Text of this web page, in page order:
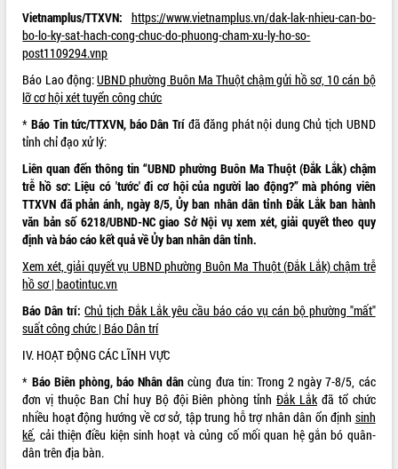
tồn biển
Lấy ý kiến điều chỉnh Quy hoạch tỉnh
Đắk Lắk thời kỳ 2021-2030, tầm nhìn
đến năm 2050
Phát động chiến dịch 30 ngày đêm
giải phóng mặt bằng Tuyến đường bộ
ven biển
Đắk Lắk nỗ lực thúc đẩy tăng trưởng
kinh tế từ 10% trở lên trong Quý
II/2026
Đắk Lắk ký kết thỏa thuận hợp tác về
chuyển đổi số giai đoạn 2026 – 2030
Việt Nam
Thứ trưởng Bộ Y tế làm việc với tỉnh
Đắk Lắk về phát triển nhân lực y tế
cho trạm y tế cấp xã
Du lịch Đắk Lắk nâng tầm trải nghiệm
liệu và Bản đồ số
Tập huấn ứng dụng trí tuệ nhân tạo (AI)
trong thương mại điện tử năm 2026
Đoàn đại biểu Quốc hội tỉnh Đắk Lắk
Vietnamplus/TTXVN: https://www.vietnamplus.vn/dak-lak-nhieu-can-bo-
bo-lo-ky-sat-hach-cong-chuc-do-phuong-cham-xu-ly-ho-so-
post1109294.vnp
Báo Lao động:UBND phường Buôn Ma Thuột chậm gửi hồ sơ, 10 cán bộ
lỡ cơ hội xét tuyển công chức
* Báo Tin tức/TTXVN, báo Dân Tríđã đăng phát nội dung Chủ tịch UBND
tỉnh chỉ đạo xử lý:
Liên quan đến thông tin “UBND phường Buôn Ma Thuột (Đắk Lắk) chậm
trễ hồ sơ: Liệu có 'tước' đi cơ hội của người lao động?” mà phóng viên
TTXVN đã phản ánh, ngày 8/5, Ủy ban nhân dân tỉnh Đắk Lắk ban hành
văn bản số 6218/UBND-NC giao Sở Nội vụ xem xét, giải quyết theo quy
định và báo cáo kết quả về Ủy ban nhân dân tỉnh.
Xem xét, giải quyết vụ UBND phường Buôn Ma Thuột (Đắk Lắk) chậm trễ
hồ sơ | baotintuc.vn
Báo Dân trí: Chủ tịchĐắk Lắk yêu cầu báo cáo vụ cán bộ phường "mất"
suất công chức | Báo Dân trí
IV. HOẠT ĐỘNG CÁC LĨNH VỰC
* Báo Biên phòng, báo Nhân dân cùng đưa tin: Trong 2 ngày 7-8/5, các
đơn vị thuộc Ban Chỉ huy Bộ đội Biên phòng tỉnhĐắk Lắkđã tổ chức
nhiều hoạt động hướng về cơ sở, tập trung hỗ trợ nhân dân ổn định sinh
kế, cải thiện điều kiện sinh hoạt và củng cố mối quan hệ gắn bó quân-
dân trên địa bàn.